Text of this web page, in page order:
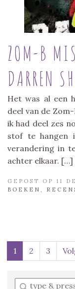
ZOM-B
DARREN
Het was al een
deel van de
ik had deel zes
stof te hangen
verandering in
achter elkaar. […]
GEPOST OP 11
BOEKEN
1 2 3
Enter